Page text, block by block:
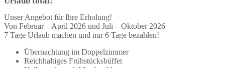
Unser Angebot für Ihre Erholung!
Von Februar – April 2026 und Juli – Oktober 2026
7 Tage Urlaub machen und nur 6 Tage bezahlen!
Übernachtung im Doppelzimmer
Reichhaltiges Frühstücksbüffet